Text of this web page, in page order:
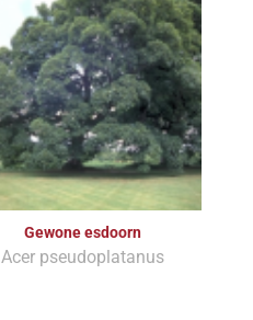
Gewone esdoorn
Acer pseudoplatanus